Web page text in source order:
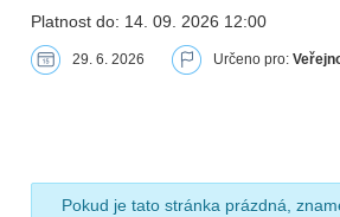
Platnost do: 14. 09. 2026 12:00
29. 6. 2026 Určeno pro:
Pokud je tato stránka prázdná,